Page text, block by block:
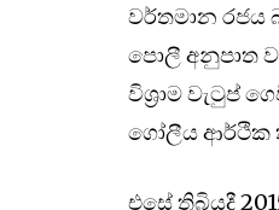
වර්තමාන රජය
පොලී අනුපාත
විශ්‍රාම වැටුප්
ගෝලීය ආර්ථික
එසේ තිබියදී